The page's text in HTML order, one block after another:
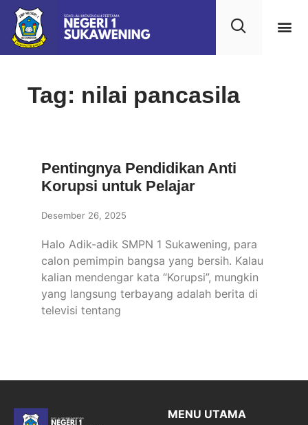
Tag: nilai pancasila
Pentingnya Pendidikan Anti
Korupsi untuk Pelajar
Desember 26, 2025
Halo Adik-adik SMPN 1 Sukawening, para
calon pemimpin bangsa yang bersih. Kalau
kalian mendengar kata “Korupsi”, mungkin
yang langsung terbayang adalah berita di
televisi tentang
MENU UTAMA